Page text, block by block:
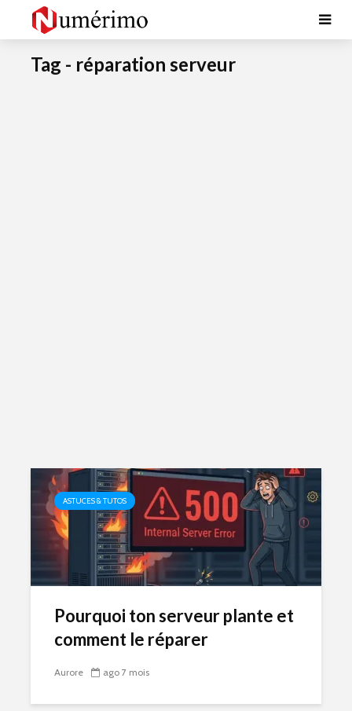
Tag - réparation serveur
ASTUCES & TUTOS
Pourquoi ton serveur plante et
comment le réparer
Aurore ago 7 mois